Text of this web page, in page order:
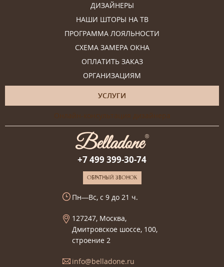
ДИЗАЙНЕРЫ
НАШИ ШТОРЫ НА ТВ
ПРОГРАММА ЛОЯЛЬНОСТИ
СХЕМА ЗАМЕРА ОКНА
ОПЛАТИТЬ ЗАКАЗ
ОРГАНИЗАЦИЯМ
УСЛУГИ
Онлайн-консультация дизайнера
+7 499 399-30-74
ОБРАТНЫЙ ЗВОНОК
Пн—Вс, с 9 до 21 ч.
127247, Москва,
Дмитровское шоссе, 100,
строение 2
info@belladone.ru